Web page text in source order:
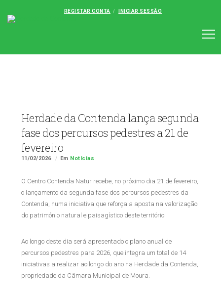
REGISTAR CONTA INICIAR SESSÃO
Herdade da Contenda lança segunda
fase dos percursos pedestres a 21 de
fevereiro
11/02/2026 Em Notícias
O Centro Contenda Natur recebe, no próximo dia 21 de fevereiro,
o lançamento da segunda fase dos percursos pedestres da
Contenda, numa iniciativa que reforça a aposta na valorização
do património natural e paisagístico deste território.
Ao longo deste dia será apresentado o plano anual de
percursos pedestres para 2026, que integra um total de 14
iniciativas a realizar ao longo do ano na Herdade da Contenda,
propriedade da Câmara Municipal de Moura.